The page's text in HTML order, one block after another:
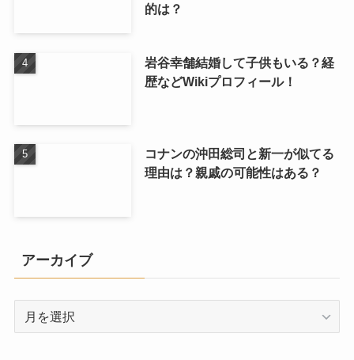
的は？
岩谷幸舗結婚して子供もいる？経
歴などWikiプロフィール！
コナンの沖田総司と新一が似てる
理由は？親戚の可能性はある？
アーカイブ